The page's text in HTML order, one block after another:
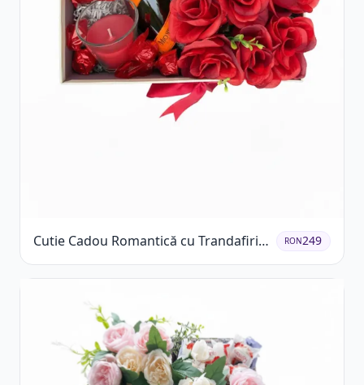
Cutie Cadou Romantică cu Trandafiri
Șampanie și Lumânare
RON249